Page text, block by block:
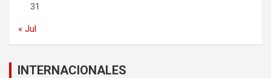
31
« Jul
INTERNACIONALES